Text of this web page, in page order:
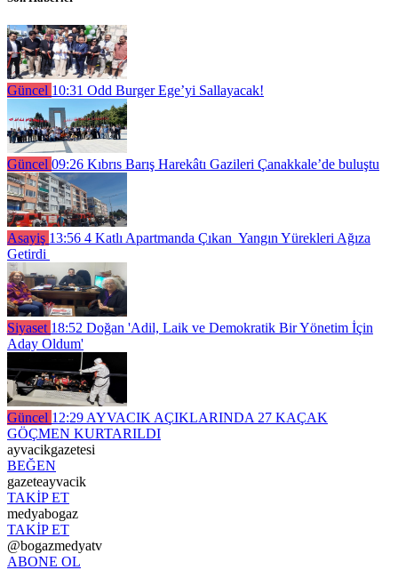
Güncel 10:31 Odd Burger Ege’yi Sallayacak!
Güncel 09:26 Kıbrıs Barış Harekâtı Gazileri Çanakkale’de buluştu
Asayiş 13:56 4 Katlı Apartmanda Çıkan Yangın Yürekleri Ağıza
Getirdi
Siyaset 18:52 Doğan 'Adil, Laik ve Demokratik Bir Yönetim İçin
Aday Oldum'
Güncel 12:29 AYVACIK AÇIKLARINDA 27 KAÇAK
GÖÇMEN KURTARILDI
ayvacikgazetesi
BEĞEN
gazeteayvacik
TAKİP ET
medyabogaz
TAKİP ET
@bogazmedyatv
ABONE OL